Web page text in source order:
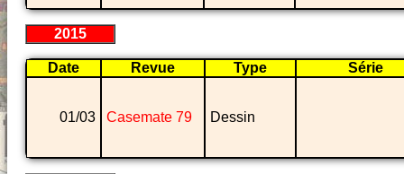
2015
Date Revue Type Série
01/03 Casemate 79 Dessin